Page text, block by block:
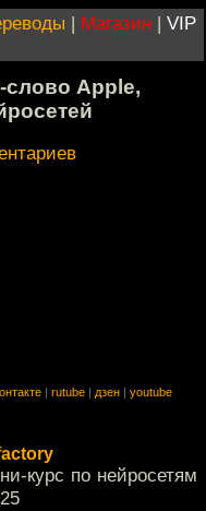
| Магазин | VIP
слово Apple,
rutube дзен youtube
курс по нейросетям